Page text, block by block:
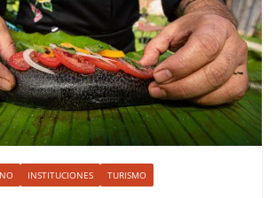
INSTITUCIONES TURISMO